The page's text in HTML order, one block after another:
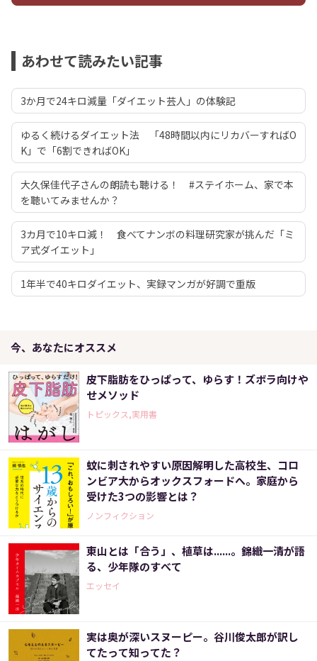
あわせて読みたい記事
3か月で24キロ減量「ダイエット芸人」の体験記
ゆるく続けるダイエット法 「48時間以内にリカバーすればO
K」で「6割できればOK」
大久保佳代子さんの朗読も聴ける！ #ステイホーム、家で本
を聴いてみませんか？
3カ月で10キロ減！ 食べてナンボの料理研究家が挑んだ「ミ
ア式ダイエット」
1年半で40キロダイエット、実録マンガが好調で重版
今、あなたにオススメ
皮下脂肪をひっぱって、ゆらす！ズボラ向けや
せメソッド
トピックス,実用書
蚊に刺されやすい原因解明した高校生、コロ
ンビア大からオックスフォードへ。家庭から
受けた3つの影響とは？
ノンフィクション
東山とは「合う」、植草は......。錦織一清が語
る、少年隊のすべて
エッセイ
実は奥が深いスヌーピー。谷川俊太郎が訳し
てたって知ってた？